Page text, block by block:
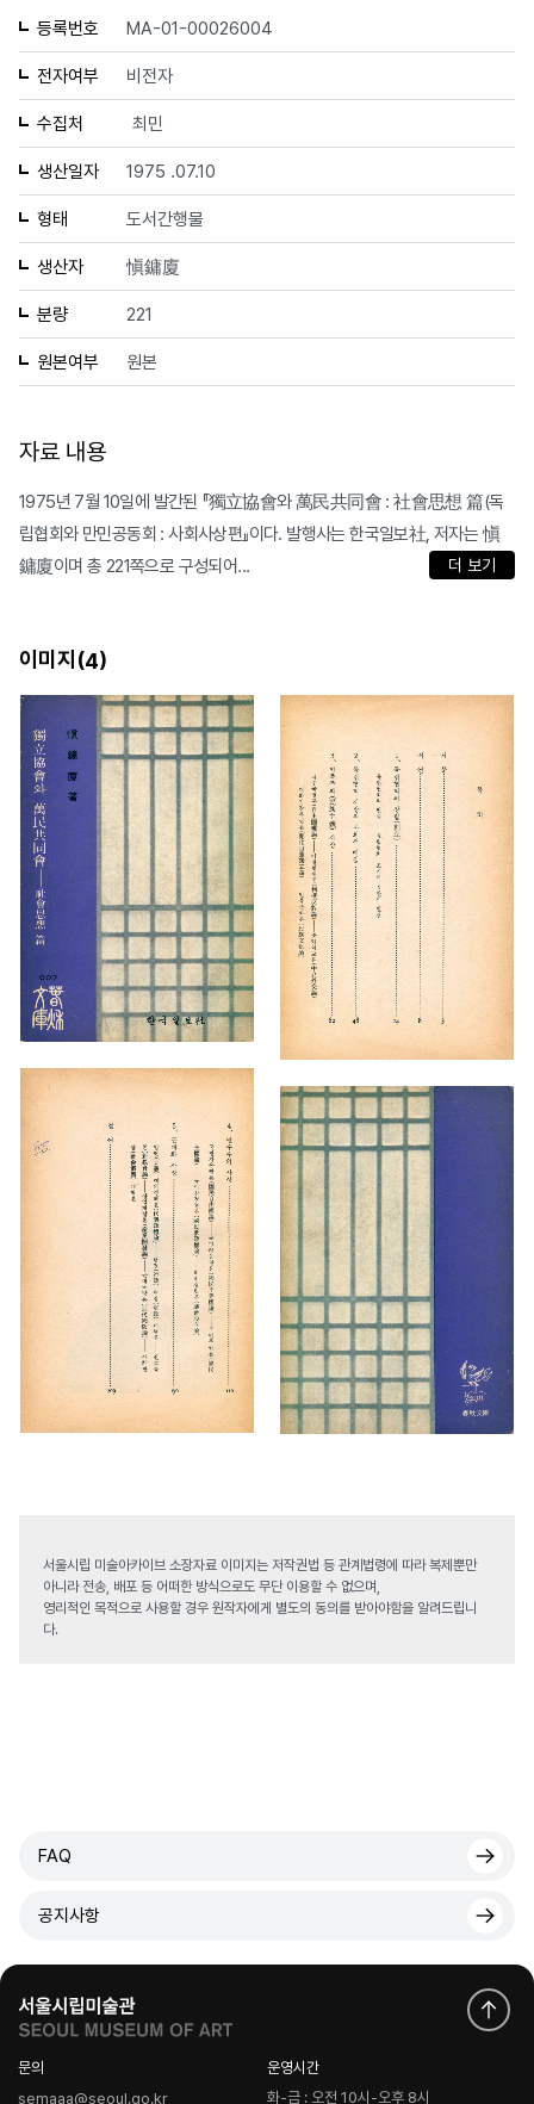
등록번호 MA-01-00026004
전자여부 비전자
수집처 최민
생산일자 1975 .07.10
형태 도서간행물
생산자 愼鏞廈
분량 221
원본여부 원본
자료 내용
1975년 7월 10일에 발간된 『獨立協會와 萬民共同會 : 社會思想 篇(독
립협회와 만민공동회 : 사회사상편』이다. 발행사는 한국일보社, 저자는 愼
鏞廈이며 총 221쪽으로 구성되어...
더 보기
이미지(4)
서울시립 미술아카이브 소장자료 이미지는 저작권법 등 관계법령에 따라 복제뿐만
아니라 전송, 배포 등 어떠한 방식으로도 무단 이용할 수 없으며,
영리적인 목적으로 사용할 경우 원작자에게 별도의 동의를 받아야함을 알려드립니
다.
FAQ
공지사항
문의
semaaa@seoul.go.kr
운영시간
화-금 : 오전 10시-오후 8시